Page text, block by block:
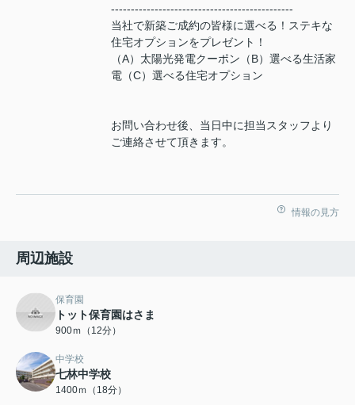
----------------------------------------------
当社で新築ご成約の皆様に選べる！ステキな
住宅オプションをプレゼント！
（A）太陽光発電クーポン（B）選べる生活家
電（C）選べる住宅オプション
お問い合わせ後、当日中に担当スタッフより
ご連絡させて頂きます。
情報の見方
周辺施設
保育園
トット保育園はさま
900ｍ（12分）
中学校
七林中学校
1400ｍ（18分）